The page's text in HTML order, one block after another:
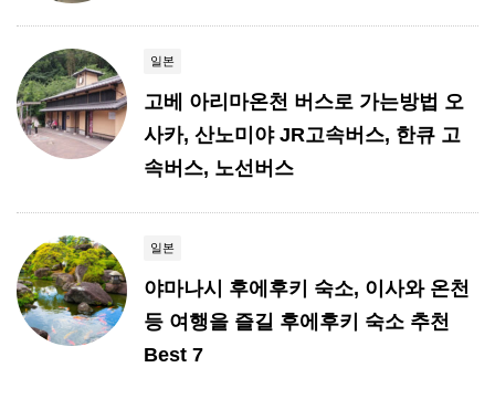
일본
고베 아리마온천 버스로 가는방법 오
사카, 산노미야 JR고속버스, 한큐 고
속버스, 노선버스
일본
야마나시 후에후키 숙소, 이사와 온천
등 여행을 즐길 후에후키 숙소 추천
Best 7